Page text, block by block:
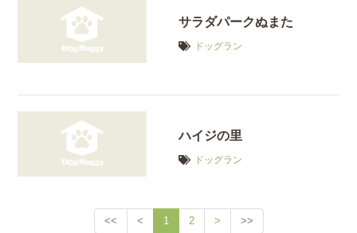
サラダパークぬまた
ドッグラン
ハイジの里
ドッグラン
<< < 1 2 > >>